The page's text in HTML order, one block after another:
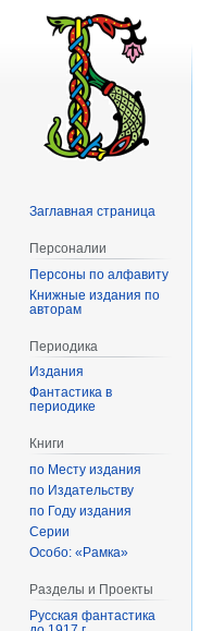
Заглавная страница
Персоналии
Персоны по алфавиту
Книжные издания по
авторам
Периодика
Издания
Фантастика в
периодике
Книги
по Месту издания
по Издательству
по Году издания
Серии
Особо: «Рамка»
Разделы и Проекты
Русская фантастика